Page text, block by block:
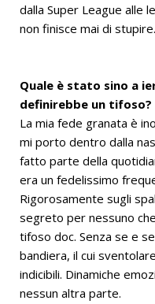
dalla Super League alle
non finisce mai di stupire.
Quale è stato sino a
definirebbe un tifoso?
La mia fede granata è
mi porto dentro dalla
fatto parte della
era un fedelissimo
Rigorosamente sugli
segreto per nessuno
tifoso doc. Senza se e
bandiera, il cui
indicibili. Dinamiche
nessun altra parte.